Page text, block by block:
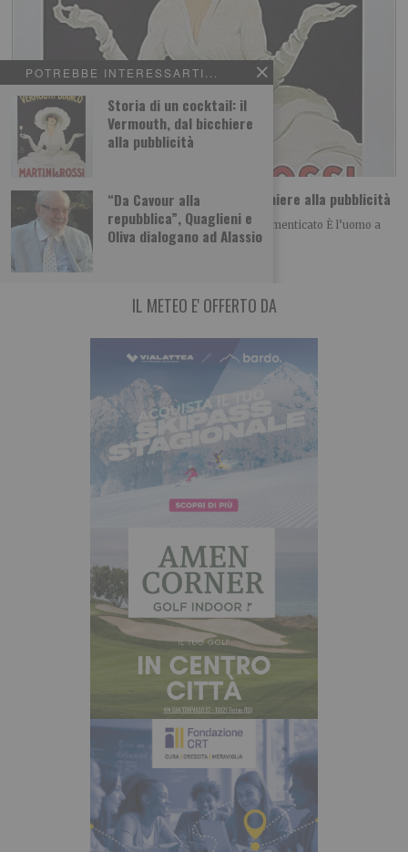
POTREBBE INTERESSARTI...
Storia di un cocktail: il
Vermouth, dal bicchiere
alla pubblicità
“Da Cavour alla
repubblica”, Quaglieni e
Oliva dialogano ad Alassio
Storia di un cocktail: il Vermouth, dal bicchiere alla pubblicità
Oltre Torino: storie miti e leggende del torinese dimenticato È l’uomo a
costruire il tempo e
IL METEO E' OFFERTO DA